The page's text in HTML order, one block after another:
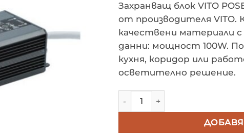
Захранващ блок VITO
от производителя
качествени материали с
данни: мощност 100W.
кухня, коридор или
осветително решение.
количество за